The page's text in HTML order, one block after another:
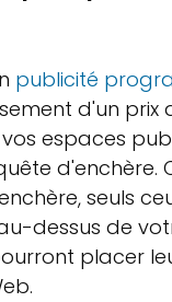
publicité
d'un prix
espaces
d'enchère.
seuls
dessus de
placer